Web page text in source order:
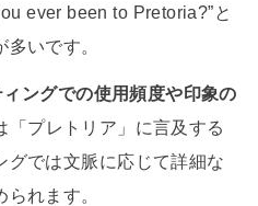
ever been to Pretoria?”と
いです。
ングでの使用頻度や印象の
「プレトリア」に言及する
グでは文脈に応じて詳細な
れます。